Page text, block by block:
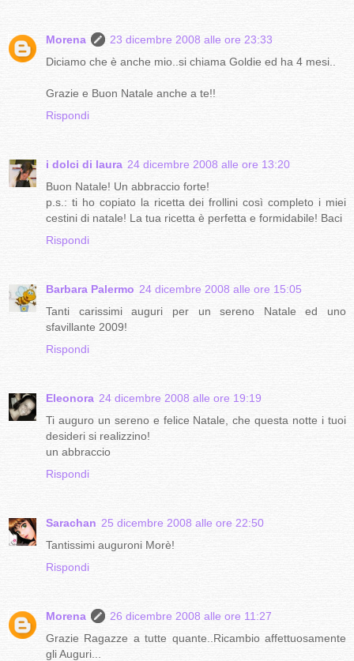
Morena
23 dicembre 2008 alle ore 23:33
Diciamo che è anche mio..si chiama Goldie ed ha 4 mesi..
Grazie e Buon Natale anche a te!!
Rispondi
i dolci di laura 24 dicembre 2008 alle ore 13:20
Buon Natale! Un abbraccio forte!
p.s.: ti ho copiato la ricetta dei frollini così completo i miei
cestini di natale! La tua ricetta è perfetta e formidabile! Baci
Rispondi
Barbara Palermo 24 dicembre 2008 alle ore 15:05
Tanti carissimi auguri per un sereno Natale ed uno
sfavillante 2009!
Rispondi
Eleonora 24 dicembre 2008 alle ore 19:19
Ti auguro un sereno e felice Natale, che questa notte i tuoi
desideri si realizzino!
un abbraccio
Rispondi
Sarachan 25 dicembre 2008 alle ore 22:50
Tantissimi auguroni Morè!
Rispondi
Morena
26 dicembre 2008 alle ore 11:27
Grazie Ragazze a tutte quante..Ricambio affettuosamente
gli Auguri...